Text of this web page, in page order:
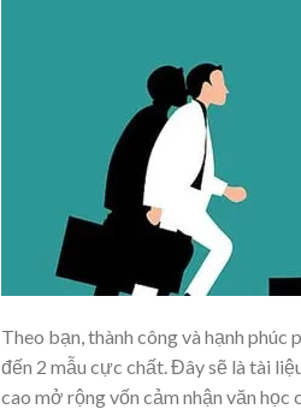
Theo bạn, thành công và hạnh phúc
đến 2 mẫu cực chất. Đây sẽ là tài
cao mở rộng vốn cảm nhận văn